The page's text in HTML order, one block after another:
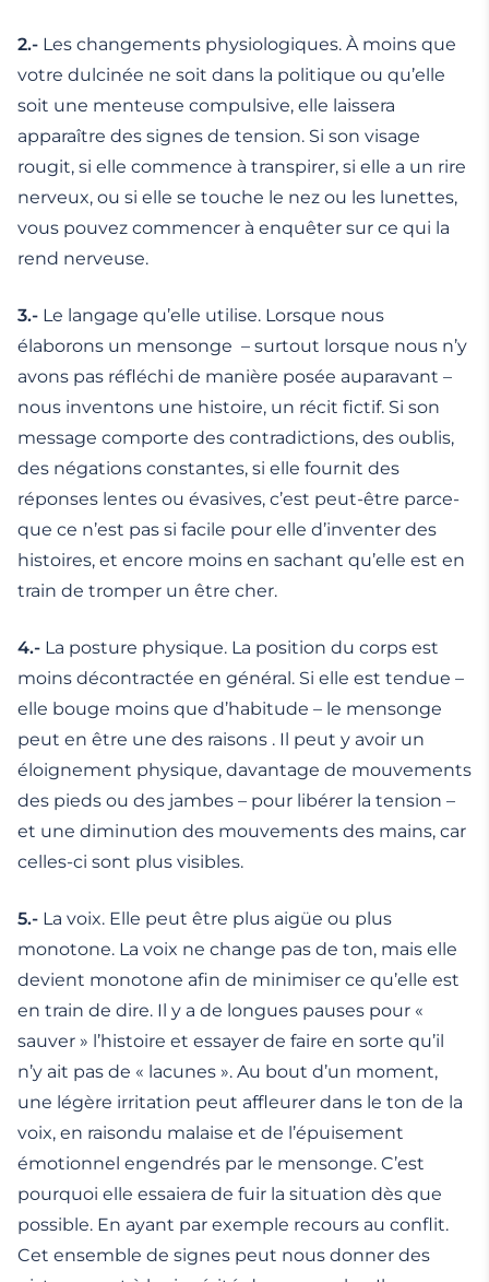
2.- Les changements physiologiques. À moins que
votre dulcinée ne soit dans la politique ou qu’elle
soit une menteuse compulsive, elle laissera
apparaître des signes de tension. Si son visage
rougit, si elle commence à transpirer, si elle a un rire
nerveux, ou si elle se touche le nez ou les lunettes,
vous pouvez commencer à enquêter sur ce qui la
rend nerveuse.
3.- Le langage qu’elle utilise. Lorsque nous
élaborons un mensonge – surtout lorsque nous n’y
avons pas réfléchi de manière posée auparavant –
nous inventons une histoire, un récit fictif. Si son
message comporte des contradictions, des oublis,
des négations constantes, si elle fournit des
réponses lentes ou évasives, c’est peut-être parce-
que ce n’est pas si facile pour elle d’inventer des
histoires, et encore moins en sachant qu’elle est en
train de tromper un être cher.
4.- La posture physique. La position du corps est
moins décontractée en général. Si elle est tendue –
elle bouge moins que d’habitude – le mensonge
peut en être une des raisons . Il peut y avoir un
éloignement physique, davantage de mouvements
des pieds ou des jambes – pour libérer la tension –
et une diminution des mouvements des mains, car
celles-ci sont plus visibles.
5.- La voix. Elle peut être plus aigüe ou plus
monotone. La voix ne change pas de ton, mais elle
devient monotone afin de minimiser ce qu’elle est
en train de dire. Il y a de longues pauses pour «
sauver » l’histoire et essayer de faire en sorte qu’il
n’y ait pas de « lacunes ». Au bout d’un moment,
une légère irritation peut affleurer dans le ton de la
voix, en raisondu malaise et de l’épuisement
émotionnel engendrés par le mensonge. C’est
pourquoi elle essaiera de fuir la situation dès que
possible. En ayant par exemple recours au conflit.
Cet ensemble de signes peut nous donner des